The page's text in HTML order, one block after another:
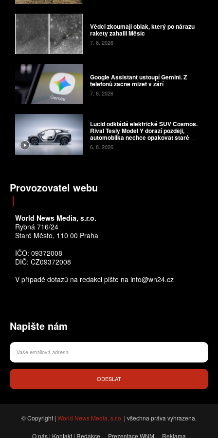
Vědci zkoumají oblak, který po nárazu
rakety zahalil Měsíc
7. 8. 2026
Google Assistant ustoupí Gemini. Z
telefonů začne mizet v září
7. 8. 2026
Lucid odkládá elektrické SUV Cosmos.
Rival Tesly Model Y dorazí později,
automobilka nechce opakovat staré
chyby
6. 8. 2026
Provozovatel webu
World News Media, s.r.o.
Rybná 716/24
Staré Město, 110 00 Praha
IČO: 09372008
DIČ: CZ09372008
V případě dotazů na redakci pište na info@wn24.cz
Napište nám
ODESLAT
© Copyright | World News Media, s.r.o. | všechna práva vyhrazena.
O nás | Kontakt | Redakce Prezentace WNM Reklama